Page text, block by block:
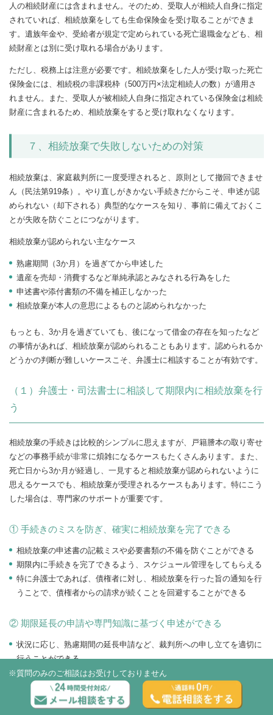
人の相続財産には含まれません。そのため、受取人が相続人自身に指定
されていれば、相続放棄をしても生命保険金を受け取ることができま
す。遺族年金や、受給者が規定で定められている死亡退職金なども、相
続財産とは別に受け取れる場合があります。
ただし、税務上は注意が必要です。相続放棄をした人が受け取った死亡
保険金には、相続税の非課税枠（500万円×法定相続人の数）が適用さ
れません。また、受取人が被相続人自身に指定されている保険金は相続
財産に含まれるため、相続放棄をすると受け取れなくなります。
７、相続放棄で失敗しないための対策
相続放棄は、家庭裁判所に一度受理されると、原則として撤回できませ
ん（民法第919条）。やり直しがきかない手続きだからこそ、申述が認
められない（却下される）典型的なケースを知り、事前に備えておくこ
とが失敗を防ぐことにつながります。
相続放棄が認められない主なケース
熟慮期間（3か月）を過ぎてから申述した
遺産を売却・消費するなど単純承認とみなされる行為をした
申述書や添付書類の不備を補正しなかった
相続放棄が本人の意思によるものと認められなかった
もっとも、3か月を過ぎていても、後になって借金の存在を知ったなど
の事情があれば、相続放棄が認められることもあります。認められるか
どうかの判断が難しいケースこそ、弁護士に相談することが有効です。
（１）弁護士・司法書士に相談して期限内に相続放棄を行
う
相続放棄の手続きは比較的シンプルに思えますが、戸籍謄本の取り寄せ
などの事務手続が非常に煩雑になるケースもたくさんあります。また、
死亡日から3か月が経過し、一見すると相続放棄が認められないように
思えるケースでも、相続放棄が受理されるケースもあります。特にこう
した場合は、専門家のサポートが重要です。
① 手続きのミスを防ぎ、確実に相続放棄を完了できる
相続放棄の申述書の記載ミスや必要書類の不備を防ぐことができる
期限内に手続きを完了できるよう、スケジュール管理をしてもらえる
特に弁護士であれば、債権者に対し、相続放棄を行った旨の通知を行
うことで、債権者からの請求が続くことを回避することができる
② 期限延長の申請や専門知識に基づく申述ができる
状況に応じ、熟慮期間の延長申請など、裁判所への申し立てを適切に
行うことができる
死亡日から3か月を過ぎてしまったなどのイレギュラーなケースで
も、法解釈や過去の裁判例に基づいた対応をしてもらえる可能性があ
※質問のみのご相談はお受けしておりません